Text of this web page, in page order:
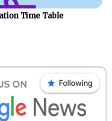
Time Table